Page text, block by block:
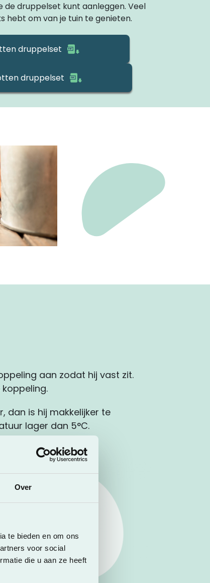
Over
te bieden en om ons
voor social
die u aan ze heeft
de druppelset kunt aanleggen. Veel
hebt om van je tuin te genieten.
druppelset
druppelset
aan zodat hij vast zit.
dan is hij makkelijker te
lager dan 5°C.